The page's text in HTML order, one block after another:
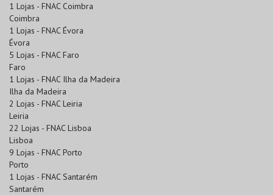
1 Lojas - FNAC Coimbra
Coimbra
1 Lojas - FNAC Évora
Évora
5 Lojas - FNAC Faro
Faro
1 Lojas - FNAC Ilha da Madeira
Ilha da Madeira
2 Lojas - FNAC Leiria
Leiria
22 Lojas - FNAC Lisboa
Lisboa
9 Lojas - FNAC Porto
Porto
1 Lojas - FNAC Santarém
Santarém